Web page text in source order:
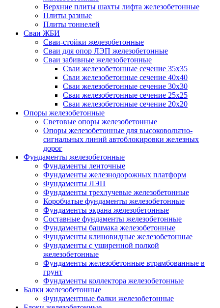
Верхние плиты шахты лифта железобетонные
Плиты разные
Плиты тоннелей
Сваи ЖБИ
Сваи-стойки железобетонные
Сваи для опор ЛЭП железобетонные
Сваи забивные железобетонные
Сваи железобетонные сечение 35x35
Сваи железобетонные сечение 40x40
Сваи железобетонные сечение 30x30
Сваи железобетонные сечение 25x25
Сваи железобетонные сечение 20x20
Опоры железобетонные
Световые опоры железобетонные
Опоры железобетонные для высоковольтно-
сигнальных линий автоблокировки железных
дорог
Фундаменты железобетонные
Фундаменты ленточные
Фундаменты железнодорожных платформ
Фундаменты ЛЭП
Фундаменты трехлучевые железобетонные
Коробчатые фундаменты железобетонные
Фундаменты экрана железобетонные
Составные фундаменты железобетонные
Фундаменты башмака железобетонные
Фундаменты клиновидные железобетонные
Фундаменты с уширенной полкой
железобетонные
Фундаменты железобетонные втрамбованные в
грунт
Фундаменты коллектора железобетонные
Балки железобетонные
Фундаментные балки железобетонные